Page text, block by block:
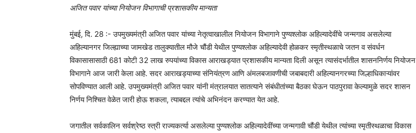
अजित पवार यांच्या नियोजन विभागाची प्रशासकीय मान्यता
मुंबई, दि. 28 :- उपमुख्यमंत्री अजित पवार यांच्या नेतृत्वाखालील नियोजन विभागाने पुण्यश्लोक अहिल्यादेवींचे जन्मगाव असलेल्या
अहिल्यानगर जिल्ह्याच्या जामखेड तालुक्यातील मौजे चौंडी येथील पुण्यश्लोक अहिल्यादेवी होळकर स्मृतीस्थळाचे जतन व संवर्धन
विकासासासाठी 681 कोटी 32 लाख रुपयांच्या विकास आराखड्यात प्रशासकीय मान्यता दिली असून त्यासंदर्भातील शासननिर्णय नियोजन
विभागाने आज जारी केला आहे. सदर आराखड्याच्या संनियंत्रण आणि अंमलबजावणीची जबाबदारी अहिल्यानगरच्या जिल्हाधिकाऱ्यांवर
सोपविण्यात आली आहे. उपमुख्यमंत्री अजित पवार यांनी मंत्रालयात सातत्याने संबंधीतांच्या बैठका घेऊन पाठपुरावा केल्यामुळे सदर शासन
निर्णय निश्चित वेळेत जारी होऊ शकला, त्याबद्दल त्यांचे अभिनंदन करण्यात येत आहे.
जगातील सर्वकालिन सर्वश्रेष्ठ स्त्री राज्यकर्त्या असलेल्या पुण्यश्लोक अहिल्यादेवींच्या जन्मगावी चौंडी येथील त्यांच्या स्मृतीस्थळाचा विकास